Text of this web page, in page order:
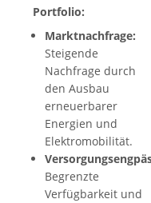
Portfolio:
Marktnachfrage:
Steigende
Nachfrage durch
den Ausbau
erneuerbarer
Energien und
Elektromobilität.
Begrenzte
Verfügbarkeit und